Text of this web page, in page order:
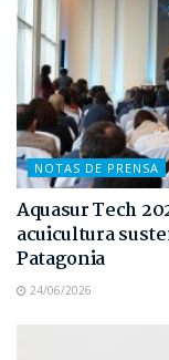
NOTAS DE PRENSA
Aquasur Tech
acuicultura
Patagonia
24/06/2026